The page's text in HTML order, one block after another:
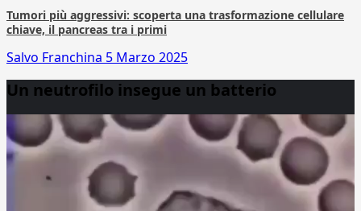
Tumori più aggressivi: scoperta una trasformazione cellulare
chiave, il pancreas tra i primi
Salvo Franchina 5 Marzo 2025
Un neutrofilo insegue un batterio
Player